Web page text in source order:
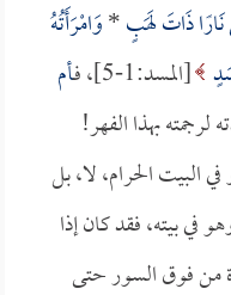
ذَاتَ لَهَبٍ*وَامْرَأَتُهُ
[المسد:1-5]، فـ
أم
بهذا الفهر!
البيت الحرام، لا، بل
في بيته، فقد كان إذا
من فوق السور حتى